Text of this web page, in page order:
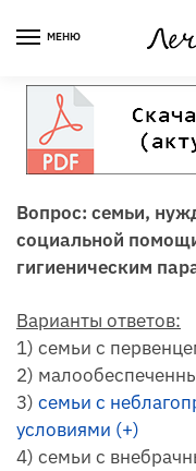
МЕНЮ
Вопрос: семьи,
социальной
гигиеническим
Варианты ответов:
1) семьи с
2)
3) семьи с
условиями (+)
4) семьи с